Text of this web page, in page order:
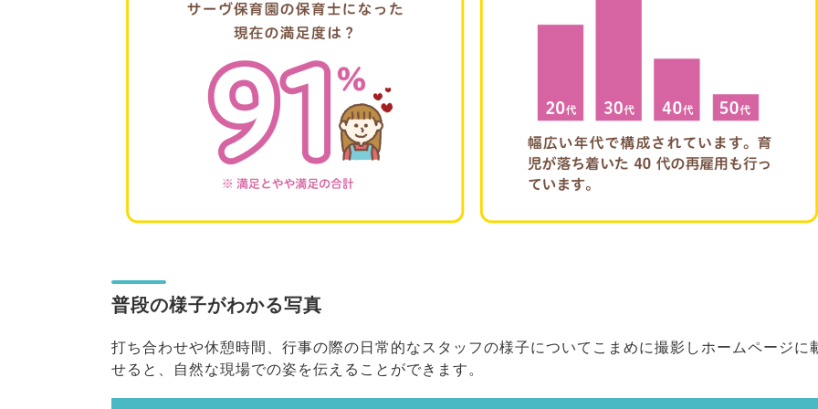
普段の様子がわかる写真
打ち合わせや休憩時間、行事の際の日常的なスタッフの様子についてこまめに撮影しホームページに
せると、自然な現場での姿を伝えることができます。